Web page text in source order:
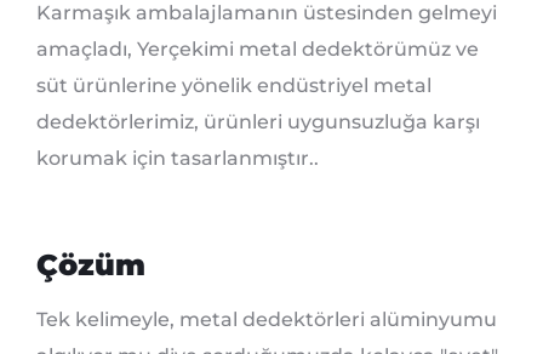
Karmaşık ambalajlamanın üstesinden gelmeyi
amaçladı, Yerçekimi metal dedektörümüz ve
süt ürünlerine yönelik endüstriyel metal
dedektörlerimiz, ürünleri uygunsuzluğa karşı
korumak için tasarlanmıştır..
Çözüm
Tek kelimeyle, metal dedektörleri alüminyumu